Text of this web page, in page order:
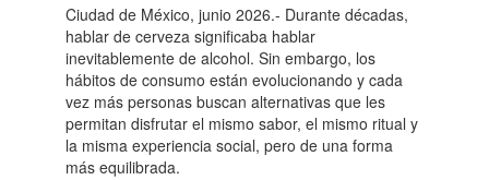
Ciudad de México, junio 2026.- Durante décadas,
hablar de cerveza significaba hablar
inevitablemente de alcohol. Sin embargo, los
hábitos de consumo están evolucionando y cada
vez más personas buscan alternativas que les
permitan disfrutar el mismo sabor, el mismo ritual y
la misma experiencia social, pero de una forma
más equilibrada.